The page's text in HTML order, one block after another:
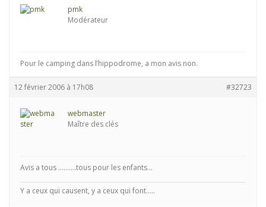
pmk
Modérateur
Pour le camping dans l’hippodrome, a mon avis non.
12 février 2006 à 17h08 #32723
webmaster
Maître des clés
Avis a tous ……….tous pour les enfants…
Y a ceux qui causent, y a ceux qui font.....